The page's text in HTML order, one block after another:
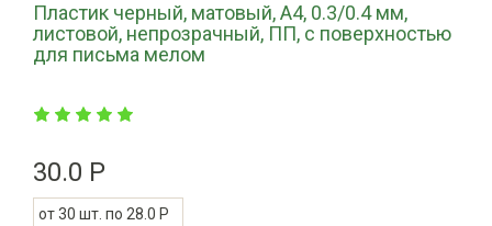
Пластик черный, матовый, А4, 0.3/0.4 мм,
листовой, непрозрачный, ПП, с поверхностью
для письма мелом
30.0 Р
от 30 шт. по 28.0 Р